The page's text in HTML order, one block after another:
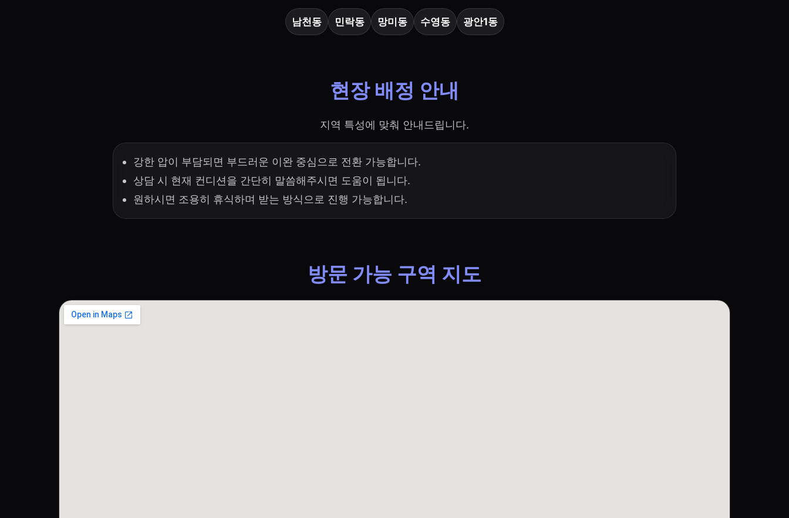
남천동 민락동 망미동 수영동 광안1동
현장 배정 안내
지역 특성에 맞춰 안내드립니다.
강한 압이 부담되면 부드러운 이완 중심으로 전환 가능합니다.
상담 시 현재 컨디션을 간단히 말씀해주시면 도움이 됩니다.
원하시면 조용히 휴식하며 받는 방식으로 진행 가능합니다.
방문 가능 구역 지도